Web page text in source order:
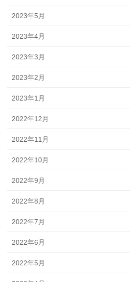
2023年5月
2023年4月
2023年3月
2023年2月
2023年1月
2022年12月
2022年11月
2022年10月
2022年9月
2022年8月
2022年7月
2022年6月
2022年5月